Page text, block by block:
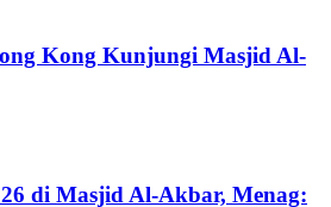
Kong Kunjungi Masjid Al-
di Masjid Al-Akbar, Menag: